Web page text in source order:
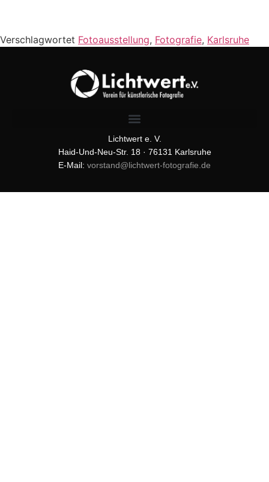
Verschlagwortet Fotoausstellung, Fotografie, Karlsruhe
Lichtwert e. V.
Haid-Und-Neu-Str. 18 · 76131 Karlsruhe
E-Mail: vorstand@lichtwert-fotografie.de